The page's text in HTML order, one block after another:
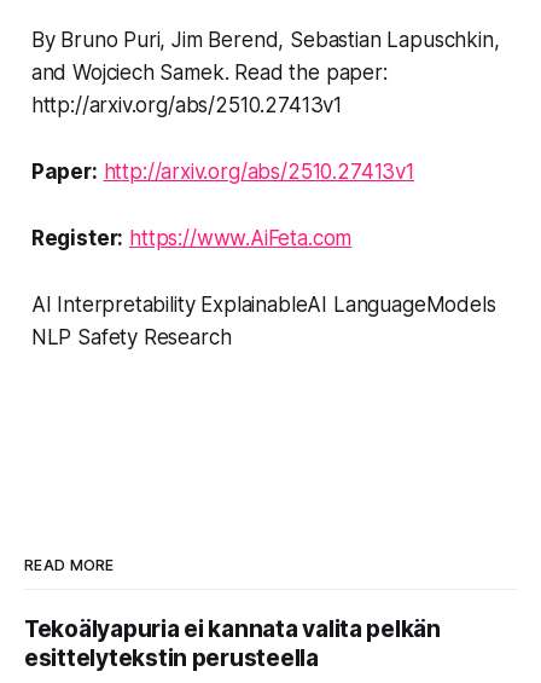
By Bruno Puri, Jim Berend, Sebastian Lapuschkin,
and Wojciech Samek. Read the paper:
http://arxiv.org/abs/2510.27413v1
Paper: http://arxiv.org/abs/2510.27413v1
Register: https://www.AiFeta.com
AI Interpretability ExplainableAI LanguageModels
NLP Safety Research
READ MORE
Tekoälyapuria ei kannata valita pelkän
esittelytekstin perusteella